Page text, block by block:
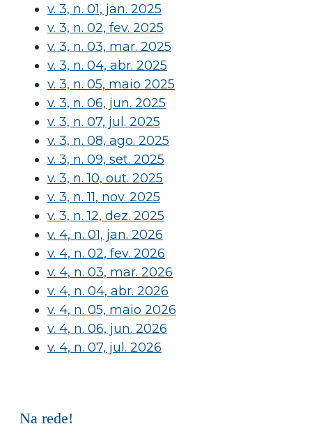
v. 3, n. 01, jan. 2025
v. 3, n. 02, fev. 2025
v. 3, n. 03, mar. 2025
v. 3, n. 04, abr. 2025
v. 3, n. 05, maio 2025
v. 3, n. 06, jun. 2025
v. 3, n. 07, jul. 2025
v. 3, n. 08, ago. 2025
v. 3, n. 09, set. 2025
v. 3, n. 10, out. 2025
v. 3, n. 11, nov. 2025
v. 3, n. 12, dez. 2025
v. 4, n. 01, jan. 2026
v. 4, n. 02, fev. 2026
v. 4, n. 03, mar. 2026
v. 4, n. 04, abr. 2026
v. 4, n. 05, maio 2026
v. 4, n. 06, jun. 2026
v. 4, n. 07, jul. 2026
Na rede!